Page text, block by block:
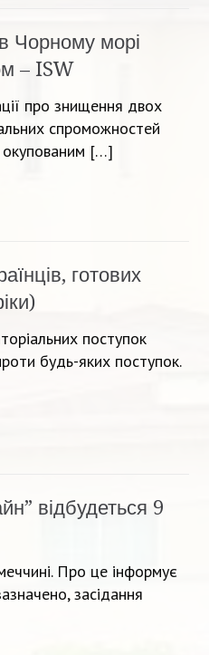
Чорному морі
– ISW
про знищення двох
спроможностей
окупованим […]
готових
поступок
будь-яких поступок.
відбудеться 9
Про це інформує
засідання